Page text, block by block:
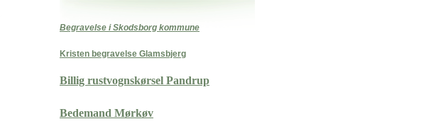
Begravelse i Skodsborg kommune
Kristen begravelse Glamsbjerg
Billig rustvognskørsel Pandrup
Bedemand Mørkøv